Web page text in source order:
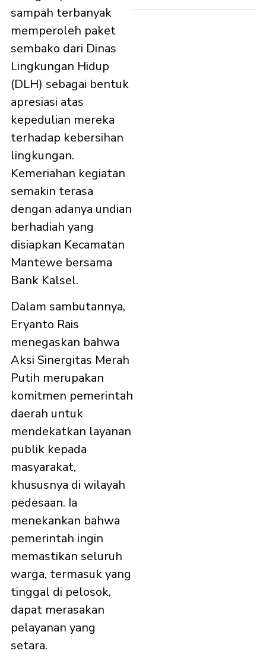
sampah terbanyak
memperoleh paket
sembako dari Dinas
Lingkungan Hidup
(DLH) sebagai bentuk
apresiasi atas
kepedulian mereka
terhadap kebersihan
lingkungan.
Kemeriahan kegiatan
semakin terasa
dengan adanya undian
berhadiah yang
disiapkan Kecamatan
Mantewe bersama
Bank Kalsel.
Dalam sambutannya,
Eryanto Rais
menegaskan bahwa
Aksi Sinergitas Merah
Putih merupakan
komitmen pemerintah
daerah untuk
mendekatkan layanan
publik kepada
masyarakat,
khususnya di wilayah
pedesaan. Ia
menekankan bahwa
pemerintah ingin
memastikan seluruh
warga, termasuk yang
tinggal di pelosok,
dapat merasakan
pelayanan yang
setara.